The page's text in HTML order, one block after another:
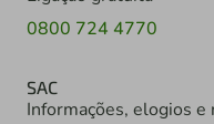
0800 724 4770
SAC
Informações, elogios e